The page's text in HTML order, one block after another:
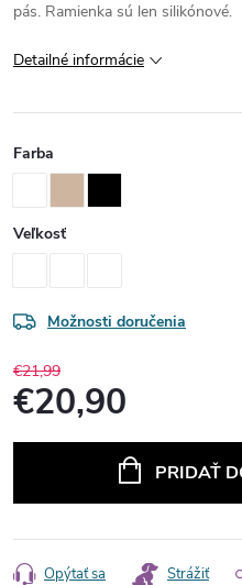
pás. Ramienka sú len silikónové.
Detailné informácie
Farba
Veľkosť
Možnosti doručenia
€21,99
€20,90
PRIDAŤ
Opýtať sa Strážiť